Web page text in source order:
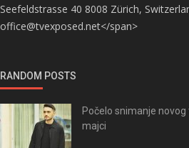
Seefeldstrasse 40 8008 Zürich,
office@tvexposed.net</span>
RANDOM POSTS
Počelo snimanje
majci